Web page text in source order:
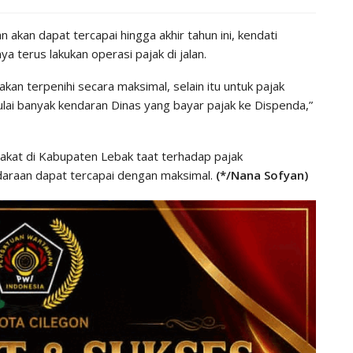
dapat tercapai hingga akhir tahun ini, kendati
terus lakukan operasi pajak di jalan.
terpenihi secara maksimal, selain itu untuk pajak
banyak kendaran Dinas yang bayar pajak ke Dispenda,”
di Kabupaten Lebak taat terhadap pajak
dapat tercapai dengan maksimal. (*/Nana Sofyan)